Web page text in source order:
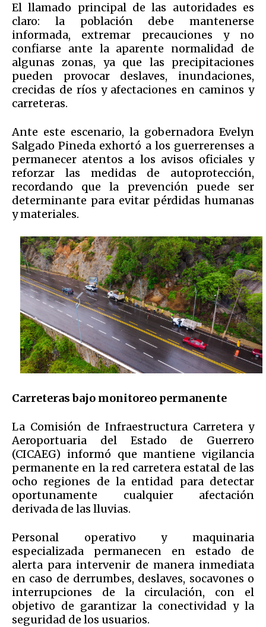
El llamado principal de las autoridades es
claro: la población debe mantenerse
informada, extremar precauciones y no
confiarse ante la aparente normalidad de
algunas zonas, ya que las precipitaciones
pueden provocar deslaves, inundaciones,
crecidas de ríos y afectaciones en caminos y
carreteras.
Ante este escenario, la gobernadora Evelyn
Salgado Pineda exhortó a los guerrerenses a
permanecer atentos a los avisos oficiales y
reforzar las medidas de autoprotección,
recordando que la prevención puede ser
determinante para evitar pérdidas humanas
y materiales.
Carreteras bajo monitoreo permanente
La Comisión de Infraestructura Carretera y
Aeroportuaria del Estado de Guerrero
(CICAEG) informó que mantiene vigilancia
permanente en la red carretera estatal de las
ocho regiones de la entidad para detectar
oportunamente cualquier afectación
derivada de las lluvias.
Personal operativo y maquinaria
especializada permanecen en estado de
alerta para intervenir de manera inmediata
en caso de derrumbes, deslaves, socavones o
interrupciones de la circulación, con el
objetivo de garantizar la conectividad y la
seguridad de los usuarios.